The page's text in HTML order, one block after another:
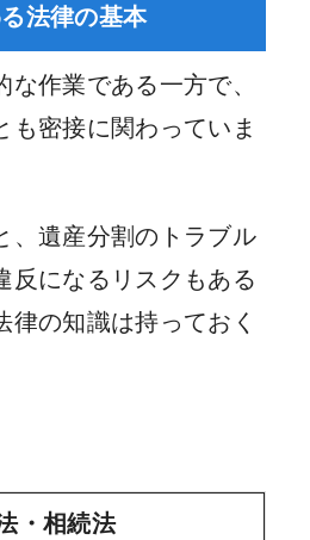
法律の基本
作業である一方で、
も密接に関わっていま
、遺産分割のトラブル
反になるリスクもある
律の知識は持っておく
・相続法